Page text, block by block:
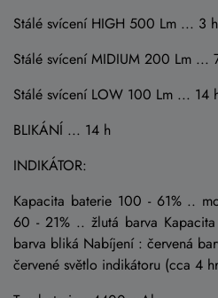
Stálé svícení HIGH 500 Lm ... 3 h
Stálé svícení MIDIUM 200 Lm ...
Stálé svícení LOW 100 Lm ... 14
BLIKÁNÍ ... 14 h
INDIKÁTOR:
Kapacita baterie 100 - 61% ..
60 - 21% .. žlutá barva
barva bliká Nabíjení : červená
červené světlo indikátoru (cca 4